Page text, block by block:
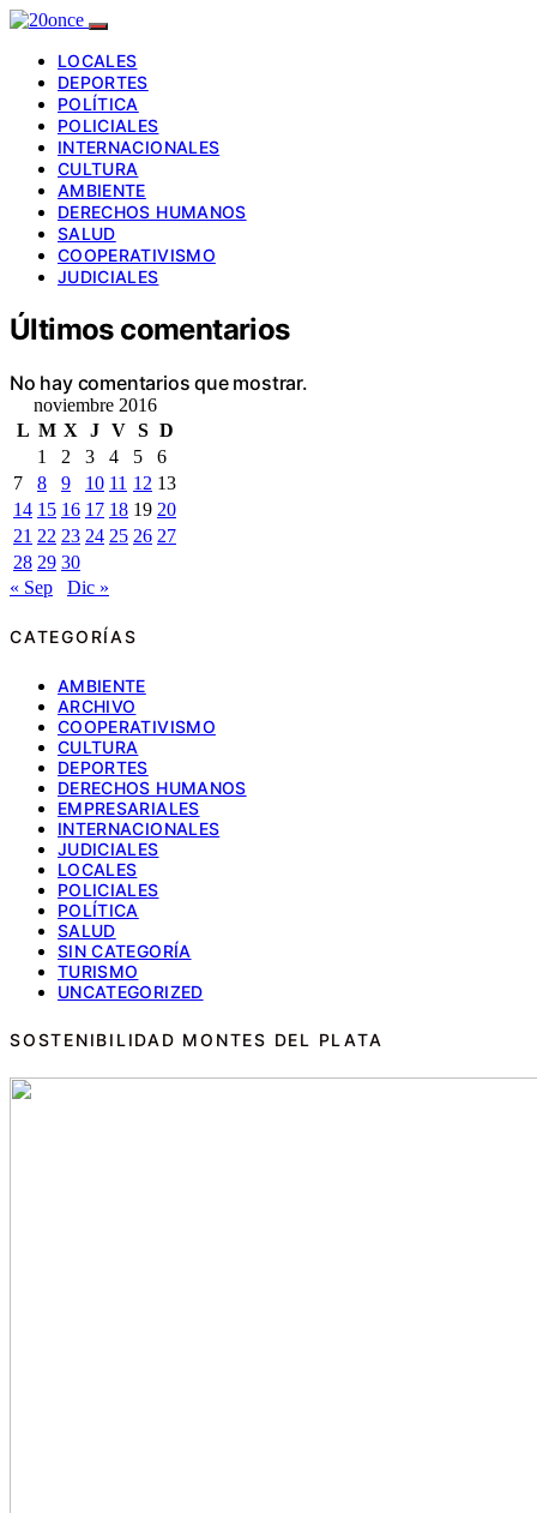
LOCALES
DEPORTES
POLÍTICA
POLICIALES
INTERNACIONALES
CULTURA
AMBIENTE
DERECHOS HUMANOS
SALUD
COOPERATIVISMO
JUDICIALES
Últimos comentarios
No hay comentarios que mostrar.
noviembre 2016
L M X J V S D
1
2 3 4 5
6
7
8 9 10 11 12 13
14 15 16 17 18 19 20
21 22 23 24 25 26 27
28 29 30
« Sep
Dic »
CATEGORÍAS
AMBIENTE
ARCHIVO
COOPERATIVISMO
CULTURA
DEPORTES
DERECHOS HUMANOS
EMPRESARIALES
INTERNACIONALES
JUDICIALES
LOCALES
POLICIALES
POLÍTICA
SALUD
SIN CATEGORÍA
TURISMO
UNCATEGORIZED
SOSTENIBILIDAD MONTES DEL PLATA